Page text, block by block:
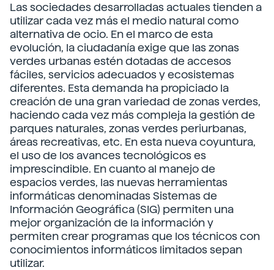
Las sociedades desarrolladas actuales tienden a
utilizar cada vez más el medio natural como
alternativa de ocio. En el marco de esta
evolución, la ciudadanía exige que las zonas
verdes urbanas estén dotadas de accesos
fáciles, servicios adecuados y ecosistemas
diferentes. Esta demanda ha propiciado la
creación de una gran variedad de zonas verdes,
haciendo cada vez más compleja la gestión de
parques naturales, zonas verdes periurbanas,
áreas recreativas, etc. En esta nueva coyuntura,
el uso de los avances tecnológicos es
imprescindible. En cuanto al manejo de
espacios verdes, las nuevas herramientas
informáticas denominadas Sistemas de
Información Geográfica (SIG) permiten una
mejor organización de la información y
permiten crear programas que los técnicos con
conocimientos informáticos limitados sepan
utilizar.